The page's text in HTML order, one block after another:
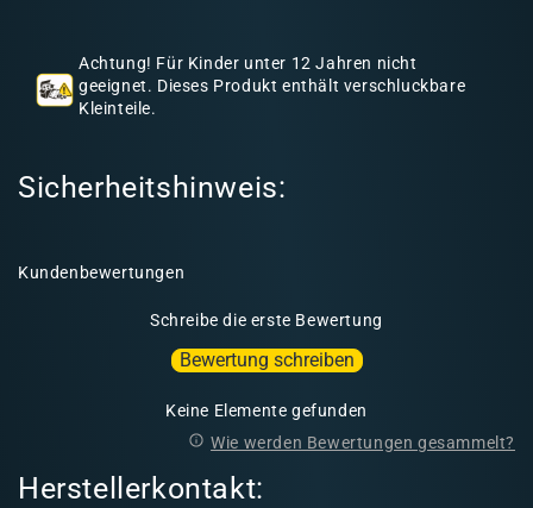
Achtung! Für Kinder unter 12 Jahren nicht
geeignet. Dieses Produkt enthält verschluckbare
Kleinteile.
Sicherheitshinweis:
Kundenbewertungen
Schreibe die erste Bewertung
Bewertung schreiben
Keine Elemente gefunden
Wie werden Bewertungen gesammelt?
Herstellerkontakt: